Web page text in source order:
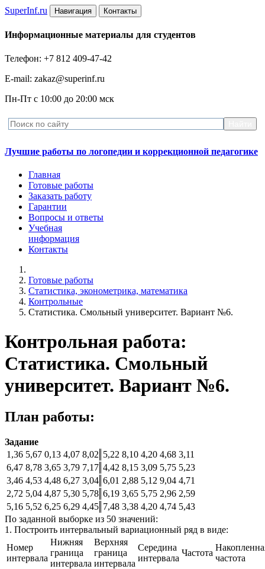
SuperInf.ru Навигация Контакты
Информационные материалы для студентов
Телефон: +7 812 409-47-42
E-mail: zakaz@superinf.ru
Пн-Пт с 10:00 до 20:00 мск
Лучшие работы по логопедии и коррекционной педагогике
Главная
Готовые работы
Заказать работу
Гарантии
Вопросы и ответы
Учебная
информация
Контакты
Готовые работы
Статистика, эконометрика, математика
Контрольные
Статистика. Смольный университет. Вариант №6.
Контрольная работа:
Статистика. Смольный
университет. Вариант №6.
План работы:
Задание
1,36 5,67 0,13 4,07 8,02 5,22 8,10 4,20 4,68 3,11
6,47 8,78 3,65 3,79 7,17 4,42 8,15 3,09 5,75 5,23
3,46 4,53 4,48 6,27 3,04 6,01 2,88 5,12 9,04 4,71
2,72 5,04 4,87 5,30 5,78 6,19 3,65 5,75 2,96 2,59
5,16 5,52 6,25 6,29 4,45 7,48 3,38 4,20 4,74 5,43
По заданной выборке из 50 значений:
1. Построить интервальный вариационный ряд в виде:
Номер
интервала
Нижняя
граница
интервала
Верхняя
граница
интервала
Середина
интервала
Частота
частота